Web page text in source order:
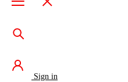
Sign in